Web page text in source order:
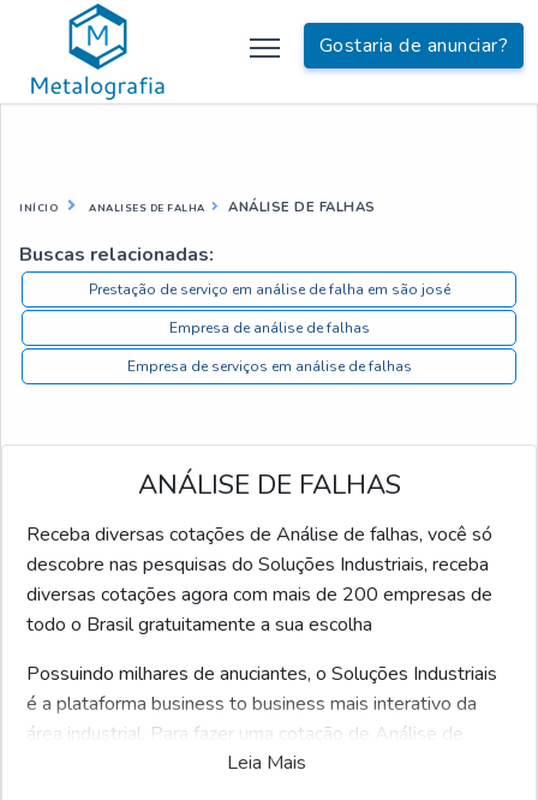
Gostaria de anunciar?
INÍCIO ANALISES DE FALHA ANÁLISE DE FALHAS
Buscas relacionadas:
Prestação de serviço em análise de falha em são josé
Empresa de análise de falhas
Empresa de serviços em análise de falhas
ANÁLISE DE FALHAS
Receba diversas cotações de Análise de falhas, você só
descobre nas pesquisas do Soluções Industriais, receba
diversas cotações agora com mais de 200 empresas de
todo o Brasil gratuitamente a sua escolha
Possuindo milhares de anuciantes, o Soluções Industriais
é a plataforma business to business mais interativo da
área industrial. Para fazer uma cotação de Análise de
falhas, clique em um ou mais dos fornecedores a seguir:
Leia Mais